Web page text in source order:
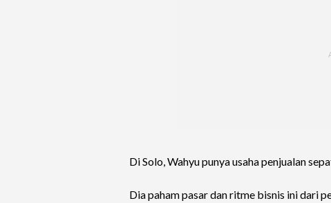
Di Solo, Wahyu punya usaha penjualan
Dia paham pasar dan ritme bisnis ini dari